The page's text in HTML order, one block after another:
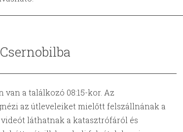
van a találkozó 08:15-kor. Az
az útleveleiket mielőtt felszállnának a
láthatnak a katasztrófáról és